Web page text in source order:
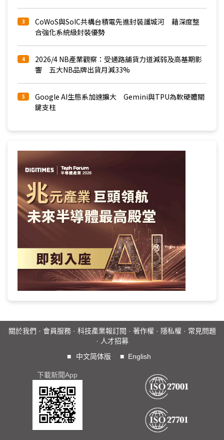
3
CoWoS與SoIC共構台積電先進封裝護城河 藉深度整
合強化系統級封裝優勢
4
2026/4 NB產業觀察：受通路舖貨力道減弱及高基期影
響 五大NB品牌出貨月減33%
5
Google AI生態系加速擴大 Gemini與TPU為軟硬體關
鍵支柱
關於我們 · 會員服務· 科技產業報訂閱 · 著作權· 隱私權· 常見問題
· 人才招募
■
中文简体版 ■ English
下載新聞App